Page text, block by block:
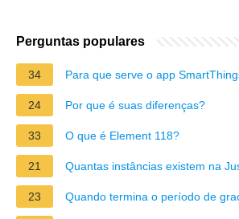
Perguntas populares
34 Para que serve o app
24 Por que é suas diferenças?
33 O que é Element 118?
21 Quantas instâncias existem na
23 Quando termina o período de